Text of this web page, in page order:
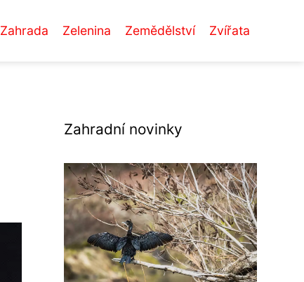
Zahrada Zelenina Zemědělství Zvířata
Zahradní novinky